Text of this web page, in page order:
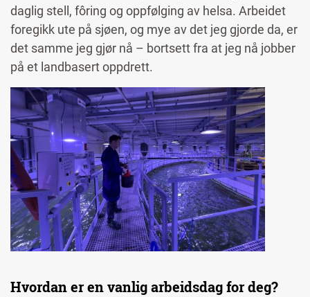
daglig stell, fôring og oppfølging av helsa. Arbeidet
foregikk ute på sjøen, og mye av det jeg gjorde da, er
det samme jeg gjør nå – bortsett fra at jeg nå jobber
på et landbasert oppdrett.
Image
Hvordan er en vanlig arbeidsdag for deg?